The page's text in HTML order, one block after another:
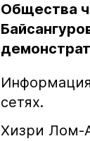
Общества
сетях.
Хизри Лом-